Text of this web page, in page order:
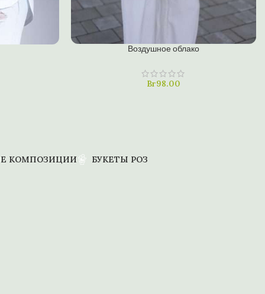
Воздушное облако
Br98.00
КОМПОЗИЦИИ БУКЕТЫ РОЗ